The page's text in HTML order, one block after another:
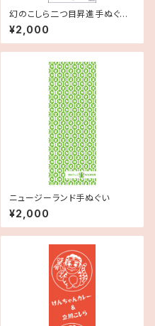
幻のこしら二つ目昇進手ぬぐ
い 紺
¥2,000
ニュージーランド手ぬぐい
¥2,000